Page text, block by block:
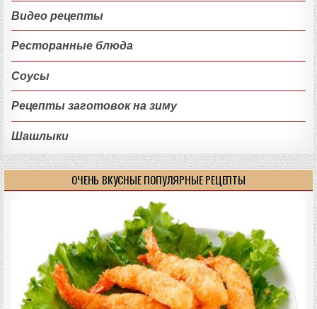
Видео рецепты
Ресторанные блюда
Соусы
Рецепты заготовок на зиму
Шашлыки
ОЧЕНЬ ВКУСНЫЕ ПОПУЛЯРНЫЕ РЕЦЕПТЫ